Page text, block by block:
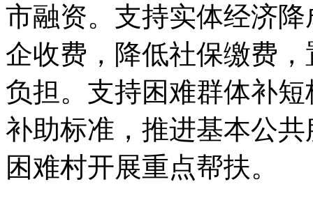
市融资。支持实体经济
企收费，降低社保缴费
负担。支持困难群体补
补助标准，推进基本公
困难村开展重点帮扶。